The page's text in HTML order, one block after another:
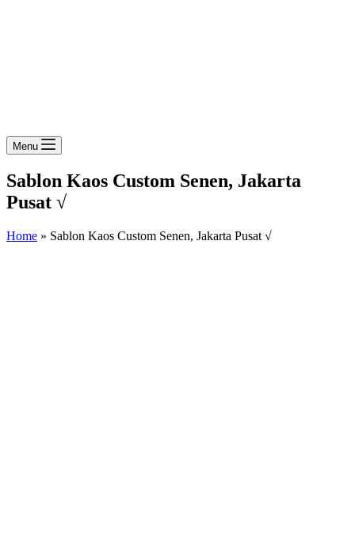
Menu
Sablon Kaos Custom Senen, Jakarta
Pusat √
Home » Sablon Kaos Custom Senen, Jakarta Pusat √